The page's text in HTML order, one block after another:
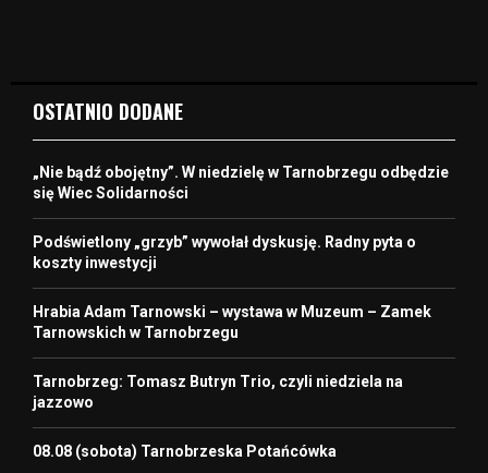
OSTATNIO DODANE
„Nie bądź obojętny”. W niedzielę w Tarnobrzegu odbędzie
się Wiec Solidarności
Podświetlony „grzyb” wywołał dyskusję. Radny pyta o
koszty inwestycji
Hrabia Adam Tarnowski – wystawa w Muzeum – Zamek
Tarnowskich w Tarnobrzegu
Tarnobrzeg: Tomasz Butryn Trio, czyli niedziela na
jazzowo
08.08 (sobota) Tarnobrzeska Potańcówka